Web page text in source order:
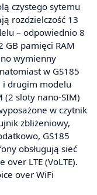
czystego sytemu
rozdzielczość 13
– odpowiednio 8
GB pamięci RAM
wymienny
w GS185
i drugim modelu
(2 sloty nano-SIM)
w czytnik
zbliżeniowy,
GS185
obsługują sieć
over LTE (VoLTE).
over WiFi